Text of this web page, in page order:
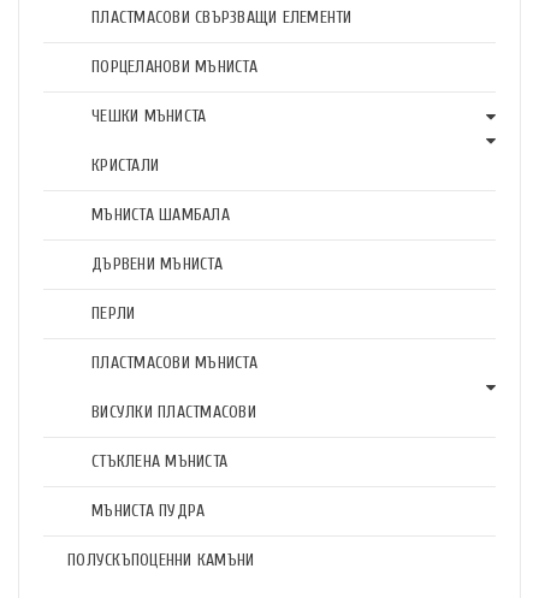
ПЛАСТМАСОВИ СВЪРЗВАЩИ ЕЛЕМЕНТИ
ПОРЦЕЛАНОВИ МЪНИСТА
ЧЕШКИ МЪНИСТА
КРИСТАЛИ
МЪНИСТА ШАМБАЛА
ДЪРВЕНИ МЪНИСТА
ПЕРЛИ
ПЛАСТМАСОВИ МЪНИСТА
ВИСУЛКИ ПЛАСТМАСОВИ
СТЪКЛЕНА МЪНИСТА
МЪНИСТА ПУДРА
ПОЛУСКЪПОЦЕННИ КАМЪНИ